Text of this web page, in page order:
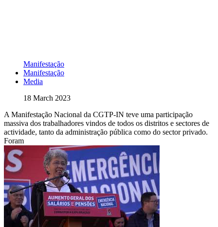
Manifestação
Manifestação
Media
18 March 2023
A Manifestação Nacional da CGTP-IN teve uma participação
massiva dos trabalhadores vindos de todos os distritos e sectores de
actividade, tanto da administração pública como do sector privado.
Foram